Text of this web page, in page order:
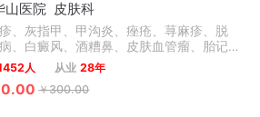
山医院
皮肤科
、灰指甲、甲沟炎、痤疮、荨麻疹、脱
、白癜风、酒糟鼻、皮肤血管瘤、胎记、
痒疹、激素脸、血管痣、太田痣、汗疱
职业病皮肤病、化妆品不良反应等常见皮
在皮肤病治疗领域有很深的造诣。
人 从业 28年
￥300.00